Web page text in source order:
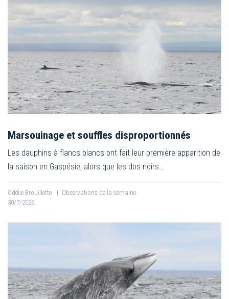
Marsouinage et souffles disproportionnés
Les dauphins à flancs blancs ont fait leur première apparition de
la saison en Gaspésie, alors que les dos noirs…
Odélie Brouillette | Observations de la semaine
30/7/2026